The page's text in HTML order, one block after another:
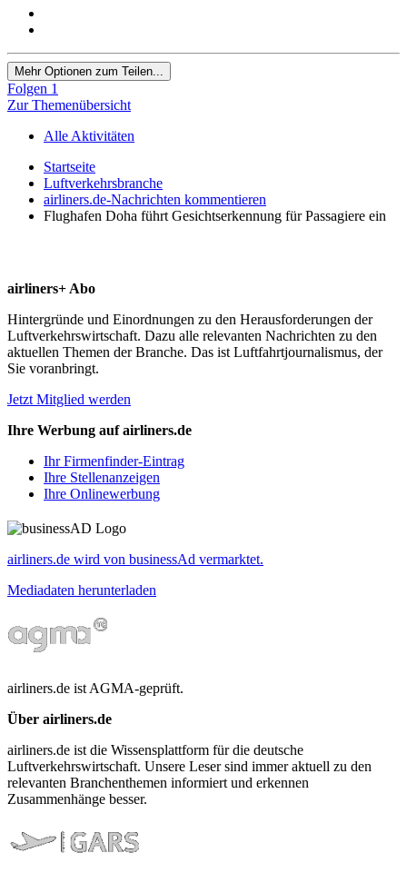
Mehr Optionen zum Teilen...
Folgen 1
Zur Themenübersicht
Alle Aktivitäten
Startseite
Luftverkehrsbranche
airliners.de-Nachrichten kommentieren
Flughafen Doha führt Gesichtserkennung für Passagiere ein
airliners+ Abo
Hintergründe und Einordnungen zu den Herausforderungen der
Luftverkehrswirtschaft. Dazu alle relevanten Nachrichten zu den
aktuellen Themen der Branche. Das ist Luftfahrtjournalismus, der
Sie voranbringt.
Jetzt Mitglied werden
Ihre Werbung auf airliners.de
Ihr Firmenfinder-Eintrag
Ihre Stellenanzeigen
Ihre Onlinewerbung
airliners.de wird von businessAd vermarktet.
Mediadaten herunterladen
airliners.de ist AGMA-geprüft.
Über airliners.de
airliners.de ist die Wissensplattform für die deutsche
Luftverkehrswirtschaft. Unsere Leser sind immer aktuell zu den
relevanten Branchenthemen informiert und erkennen
Zusammenhänge besser.